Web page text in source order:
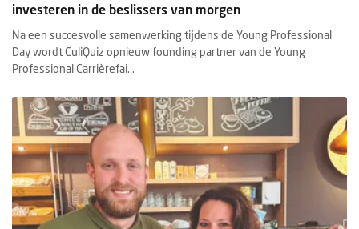
investeren in de beslissers van morgen
Na een succesvolle samenwerking tijdens de Young Professional
Day wordt CuliQuiz opnieuw founding partner van de Young
Professional Carrièrefai...